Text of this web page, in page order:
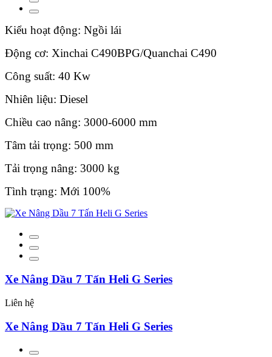
Kiểu hoạt động: Ngồi lái
Động cơ: Xinchai C490BPG/Quanchai C490
Công suất: 40 Kw
Nhiên liệu: Diesel
Chiều cao nâng: 3000-6000 mm
Tâm tải trọng: 500 mm
Tải trọng nâng: 3000 kg
Tình trạng: Mới 100%
Xe Nâng Dầu 7 Tấn Heli G Series
Liên hệ
Xe Nâng Dầu 7 Tấn Heli G Series